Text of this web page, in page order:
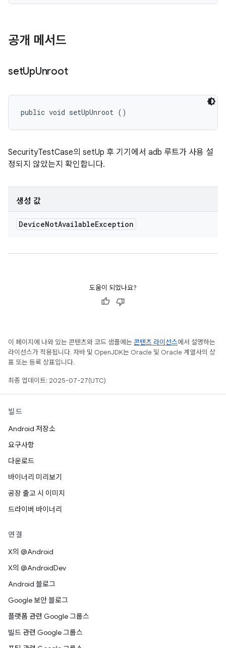
공개 메서드
setUpUnroot
public void setUpUnroot ()
SecurityTestCase의 setUp 후 기기에서 adb 루트가 사용 설
정되지 않았는지 확인합니다.
생성 값
DeviceNotAvailableException
도움이 되었나요?
이 페이지에 나와 있는 콘텐츠와 코드 샘플에는 콘텐츠 라이선스에서 설명하는
라이선스가 적용됩니다. 자바 및 OpenJDK는 Oracle 및 Oracle 계열사의 상
표 또는 등록 상표입니다.
최종 업데이트: 2025-07-27(UTC)
빌드
Android 저장소
요구사항
다운로드
바이너리 미리보기
공장 출고 시 이미지
드라이버 바이너리
연결
X의 @Android
X의 @AndroidDev
Android 블로그
Google 보안 블로그
플랫폼 관련 Google 그룹스
빌드 관련 Google 그룹스